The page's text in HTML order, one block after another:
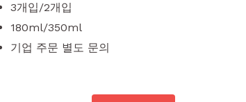
3개입/2개입
180ml/350ml
기업 주문 별도 문의